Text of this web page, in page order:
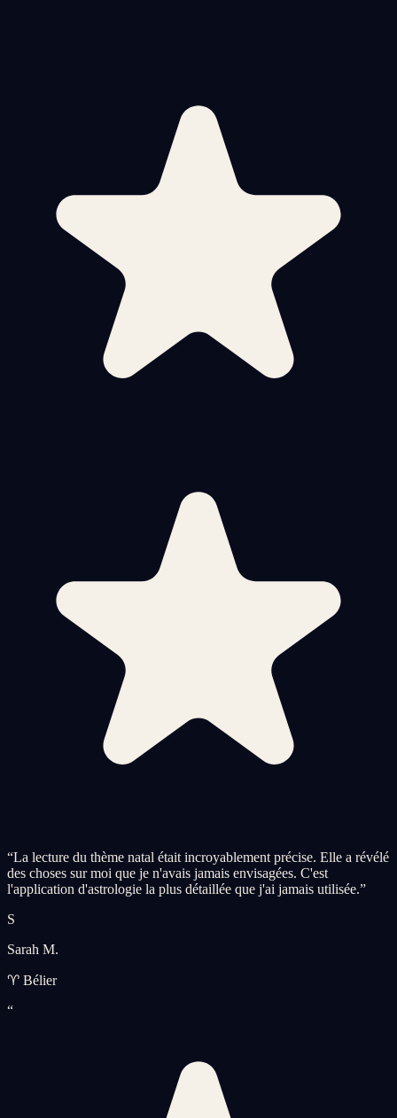
“La lecture du thème natal était incroyablement précise. Elle a révélé
des choses sur moi que je n'avais jamais envisagées. C'est
l'application d'astrologie la plus détaillée que j'ai jamais utilisée.”
S
Sarah M.
♈ Bélier
“